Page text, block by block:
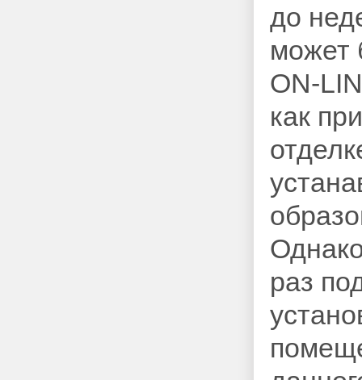
до
может
ON-
как
раз